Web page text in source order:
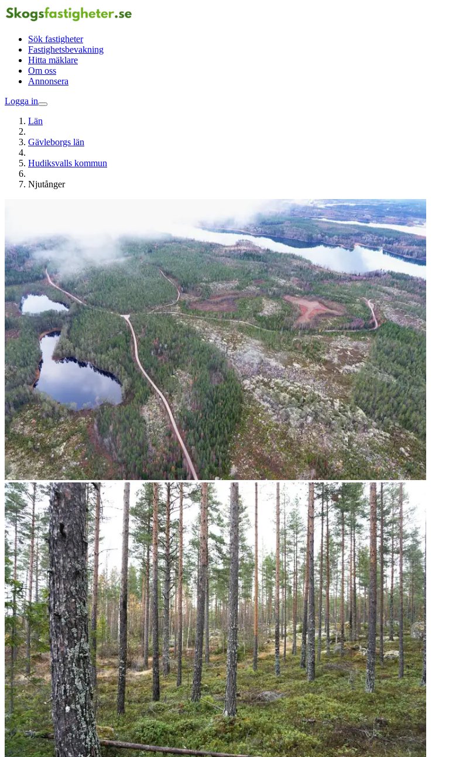
Sök fastigheter
Fastighetsbevakning
Hitta mäklare
Om oss
Annonsera
Logga in
Län
Gävleborgs län
Hudiksvalls kommun
Njutånger